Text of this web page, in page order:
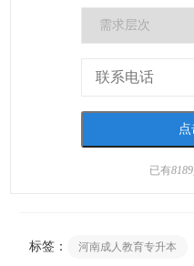
已有8189
标签： 河南成人教育专升本